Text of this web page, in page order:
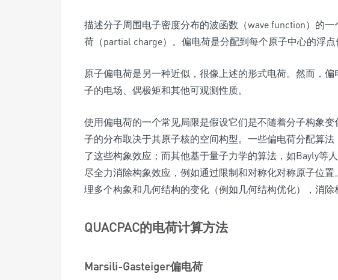
描述分子周围电子密度分布的波函数（wave function）的
荷（partial charge）。偏电荷是分配到每个原子中心的浮点
原子偏电荷是另一种近似，很像上述的形式电荷。然而，
子的电场、偶极矩和其他可观测性质。
使用偏电荷的一个常见局限是假设它们是不随着分子构象
子的分布取决于其原子核的空间构型。一些偏电荷分配算法
了这些构象效应；而其他基于量子力学的算法，如Bayly等
尽全力消除构象效应，例如通过限制和对称化对称原子位
理多个构象和几何结构的变化（例如几何结构优化），消除
QUACPAC的电荷计算方法
Marsili-Gasteiger偏电荷